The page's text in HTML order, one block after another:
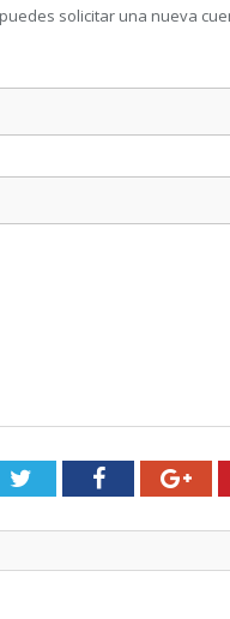
solicitar una nueva
TwitterFacebook